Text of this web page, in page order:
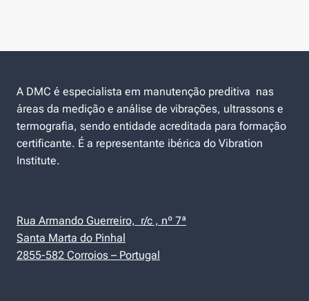
A DMC é especialista em manutenção preditiva nas
áreas da medição e análise de vibrações, ultrassons e
termografia, sendo entidade acreditada para formação
certificante. É a representante ibérica do Vibration
Institute.
Rua Armando Guerreiro, r/c , nº 7ª
Santa Marta do Pinhal
2855-582 Corroios – Portugal